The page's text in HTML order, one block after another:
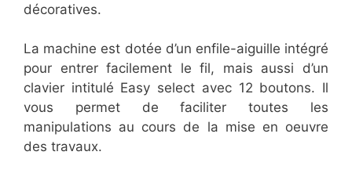
décoratives.
La machine est dotée d’un enfile-aiguille intégré
pour entrer facilement le fil, mais aussi d’un
clavier intitulé Easy select avec 12 boutons. Il
vous permet de faciliter toutes les
manipulations au cours de la mise en oeuvre
des travaux.